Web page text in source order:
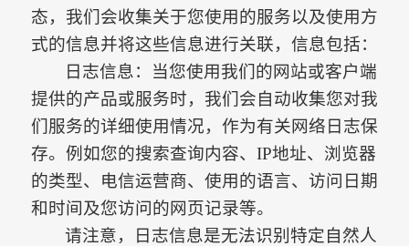
态，我们会收集关于您使用的服务以及使用方
式的信息并将这些信息进行关联，信息包括：
日志信息：当您使用我们的网站或客户端
提供的产品或服务时，我们会自动收集您对我
们服务的详细使用情况，作为有关网络日志保
存。例如您的搜索查询内容、 IP地址、浏览器
的类型、电信运营商、使用的语言、访问日期
和时间及您访问的网页记录等。
请注意，日志信息是无法识别特定自然人